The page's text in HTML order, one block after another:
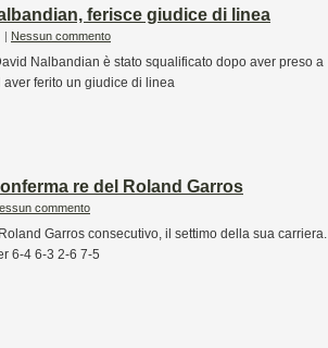
ferisce giudice di linea
| Nessun commento
Nalbandian è stato squalificato dopo aver preso a
ferito un giudice di linea
re del Roland Garros
commento
Garros consecutivo, il settimo della sua carriera.
6-4 6-3 2-6 7-5